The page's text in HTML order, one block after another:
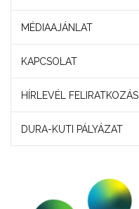
MÉDIAAJÁNLAT
KAPCSOLAT
HÍRLEVÉL FELIRATKOZÁS
DURA-KUTI PÁLYÁZAT